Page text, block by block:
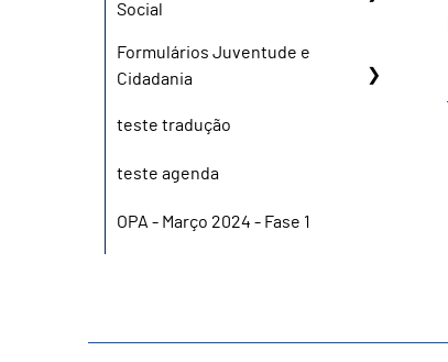
Social
Formulários Juventude e
Cidadania
teste tradução
teste agenda
OPA - Março 2024 - Fase 1